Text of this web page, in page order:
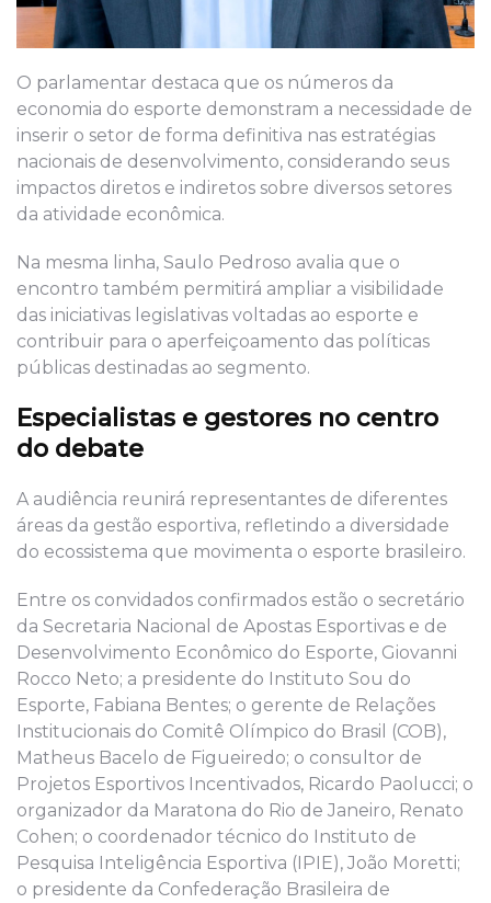
O parlamentar destaca que os números da
economia do esporte demonstram a necessidade de
inserir o setor de forma definitiva nas estratégias
nacionais de desenvolvimento, considerando seus
impactos diretos e indiretos sobre diversos setores
da atividade econômica.
Na mesma linha, Saulo Pedroso avalia que o
encontro também permitirá ampliar a visibilidade
das iniciativas legislativas voltadas ao esporte e
contribuir para o aperfeiçoamento das políticas
públicas destinadas ao segmento.
Especialistas e gestores no centro
do debate
A audiência reunirá representantes de diferentes
áreas da gestão esportiva, refletindo a diversidade
do ecossistema que movimenta o esporte brasileiro.
Entre os convidados confirmados estão o secretário
da Secretaria Nacional de Apostas Esportivas e de
Desenvolvimento Econômico do Esporte, Giovanni
Rocco Neto; a presidente do Instituto Sou do
Esporte, Fabiana Bentes; o gerente de Relações
Institucionais do Comitê Olímpico do Brasil (COB),
Matheus Bacelo de Figueiredo; o consultor de
Projetos Esportivos Incentivados, Ricardo Paolucci; o
organizador da Maratona do Rio de Janeiro, Renato
Cohen; o coordenador técnico do Instituto de
Pesquisa Inteligência Esportiva (IPIE), João Moretti;
o presidente da Confederação Brasileira de